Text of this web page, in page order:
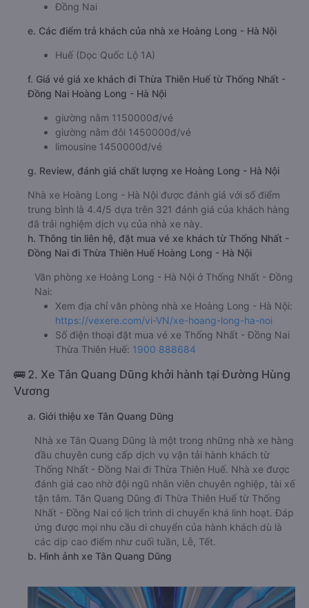
Đồng Nai
e. Các điểm trả khách của nhà xe Hoàng Long - Hà Nội
Huế (Dọc Quốc Lộ 1A)
f. Giá vé giá xe khách đi Thừa Thiên Huế từ Thống Nhất -
Đồng Nai Hoàng Long - Hà Nội
giường nằm 1150000đ/vé
giường nằm đôi 1450000đ/vé
limousine 1450000đ/vé
g. Review, đánh giá chất lượng xe Hoàng Long - Hà Nội
Nhà xe Hoàng Long - Hà Nội được đánh giá với số điểm
trung bình là 4.4/5 dựa trên 321 đánh giá của khách hàng
đã trải nghiệm dịch vụ của nhà xe này.
h. Thông tin liên hệ, đặt mua vé xe khách từ Thống Nhất -
Đồng Nai đi Thừa Thiên Huế Hoàng Long - Hà Nội
Văn phòng xe Hoàng Long - Hà Nội ở Thống Nhất - Đồng
Nai:
Xem địa chỉ văn phòng nhà xe Hoàng Long - Hà Nội:
https://vexere.com/vi-VN/xe-hoang-long-ha-noi
Số điện thoại đặt mua vé xe Thống Nhất - Đồng Nai
Thừa Thiên Huế: 1900 888684
🚌 2. Xe Tân Quang Dũng khởi hành tại Đường Hùng
Vương
a. Giới thiệu xe Tân Quang Dũng
Nhà xe Tân Quang Dũng là một trong những nhà xe hàng
đầu chuyên cung cấp dịch vụ vận tải hành khách từ
Thống Nhất - Đồng Nai đi Thừa Thiên Huế. Nhà xe được
đánh giá cao nhờ đội ngũ nhân viên chuyên nghiệp, tài xế
tận tâm. Tân Quang Dũng đi Thừa Thiên Huế từ Thống
Nhất - Đồng Nai có lịch trình di chuyển khá linh hoạt. Đáp
ứng được mọi nhu cầu di chuyển của hành khách dù là
các dịp cao điểm như cuối tuần, Lễ, Tết.
b. Hình ảnh xe Tân Quang Dũng